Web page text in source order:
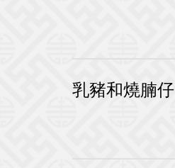
乳豬和燒腩仔